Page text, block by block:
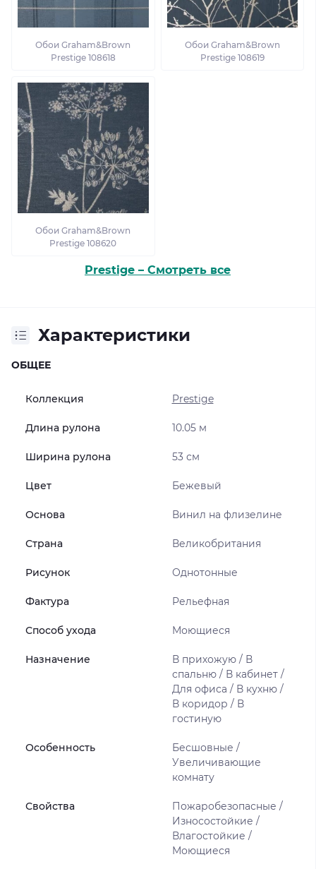
Обои Graham&Brown
Prestige 108618
Обои Graham&Brown
Prestige 108619
Обои Graham&Brown
Prestige 108620
Prestige – Смотреть все
Характеристики
ОБЩЕЕ
Коллекция Prestige
Длина рулона 10.05 м
Ширина рулона 53 см
Цвет Бежевый
Основа Винил на флизелине
Страна Великобритания
Рисунок Однотонные
Фактура Рельефная
Способ ухода Моющиеся
Назначение
В прихожую / В
спальню / В кабинет /
Для офиса / В кухню /
В коридор / В
гостиную
Особенность
Бесшовные /
Увеличивающие
комнату
Свойства
Пожаробезопасные /
Износостойкие /
Влагостойкие /
Моющиеся